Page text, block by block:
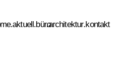
.aktuell.büro.architektur.kontakt